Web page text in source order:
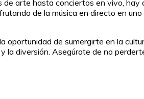
arte hasta conciertos en vivo,
de la música en directo en
de sumergirte en la
diversión. Asegúrate de no